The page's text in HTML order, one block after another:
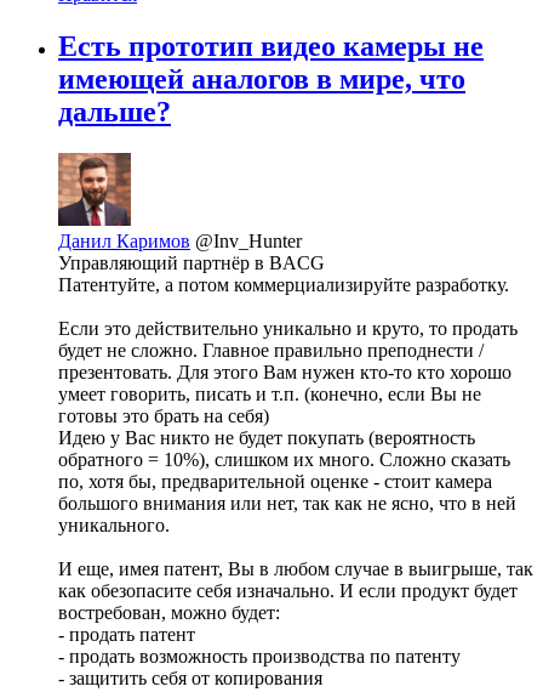
Есть прототип видео камеры не
имеющей аналогов в мире, что
дальше?
Данил Каримов @Inv_Hunter
Управляющий партнёр в BACG
Патентуйте, а потом коммерциализируйте разработку.
Если это действительно уникально и круто, то продать
будет не сложно. Главное правильно преподнести /
презентовать. Для этого Вам нужен кто-то кто хорошо
умеет говорить, писать и т.п. (конечно, если Вы не
готовы это брать на себя)
Идею у Вас никто не будет покупать (вероятность
обратного = 10%), слишком их много. Сложно сказать
по, хотя бы, предварительной оценке - стоит камера
большого внимания или нет, так как не ясно, что в ней
уникального.
И еще, имея патент, Вы в любом случае в выигрыше, так
как обезопасите себя изначально. И если продукт будет
востребован, можно будет:
- продать патент
- продать возможность производства по патенту
- защитить себя от копирования